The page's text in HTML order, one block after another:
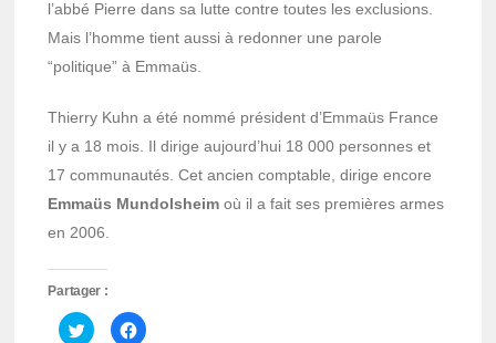
l’abbé Pierre dans sa lutte contre toutes les exclusions.
Mais l’homme tient aussi à redonner une parole
“politique” à Emmaüs.
Thierry Kuhn a été nommé président d’Emmaüs France
il y a 18 mois. Il dirige aujourd’hui 18 000 personnes et
17 communautés. Cet ancien comptable, dirige encore
Emmaüs Mundolsheim où il a fait ses premières armes
en 2006.
Partager :
Cliquez
pour
Cliquez
pour